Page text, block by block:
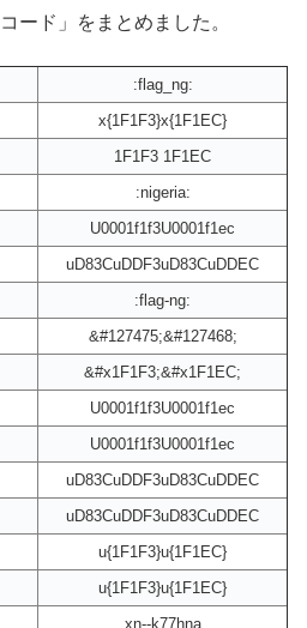
ド」をまとめました。
:flag_ng:
x{1F1F3}x{1F1EC}
1F1F3 1F1EC
:nigeria:
U0001f1f3U0001f1ec
uD83CuDDF3uD83CuDDEC
:flag-ng:
&#127475;&#127468;
&#x1F1F3;&#x1F1EC;
U0001f1f3U0001f1ec
U0001f1f3U0001f1ec
uD83CuDDF3uD83CuDDEC
uD83CuDDF3uD83CuDDEC
u{1F1F3}u{1F1EC}
u{1F1F3}u{1F1EC}
xn--k77hna